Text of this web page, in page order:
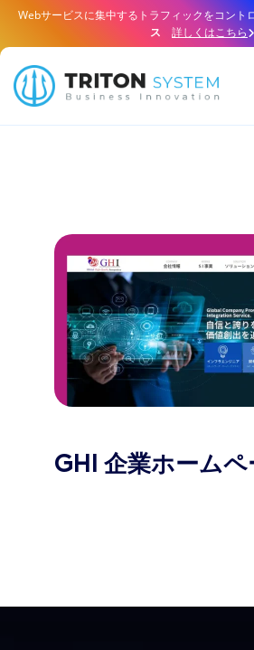
Webサービスに集中するトラフィックをコント
ス
詳しくはこちら
GHI 企業ホームペ